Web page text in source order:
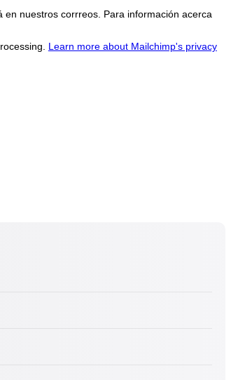
nuestros corrreos. Para información acerca
Learn more about Mailchimp's privacy